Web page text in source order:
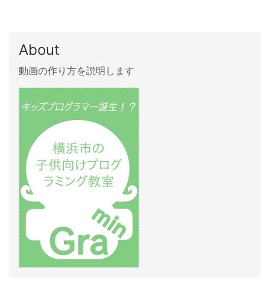
About
動画の作り方を説明します